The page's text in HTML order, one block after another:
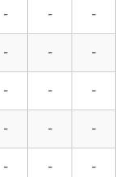
- - -
- - -
- - -
- - -
- - -